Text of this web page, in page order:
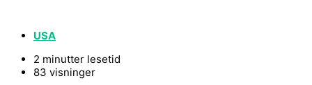
USA
2 minutter lesetid
83 visninger